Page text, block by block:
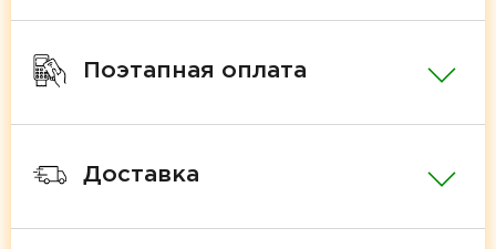
Поэтапная оплата
Доставка